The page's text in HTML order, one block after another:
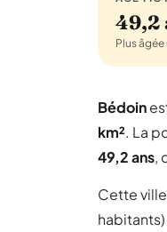
49,2
Plus âgée
Bédoin
km². La
49,2 ans,
Cette